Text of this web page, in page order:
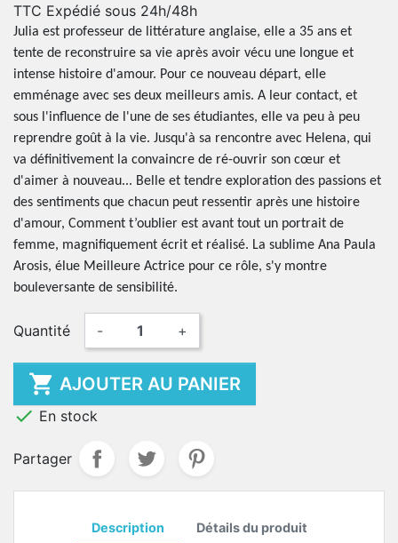
TTC Expédié sous 24h/48h
Julia est professeur de littérature anglaise, elle a 35 ans et
tente de reconstruire sa vie après avoir vécu une longue et
intense histoire d'amour. Pour ce nouveau départ, elle
emménage avec ses deux meilleurs amis. A leur contact, et
sous l'influence de l'une de ses étudiantes, elle va peu à peu
reprendre goût à la vie. Jusqu'à sa rencontre avec Helena, qui
va définitivement la convaincre de ré-ouvrir son cœur et
d'aimer à nouveau... Belle et tendre exploration des passions et
des sentiments que chacun peut ressentir après une histoire
d'amour, Comment t’oublier est avant tout un portrait de
femme, magnifiquement écrit et réalisé. La sublime Ana Paula
Arosis, élue Meilleure Actrice pour ce rôle, s'y montre
bouleversante de sensibilité.
Quantité - +
 AJOUTER AU PANIER
 En stock
Partager
Description Détails du produit